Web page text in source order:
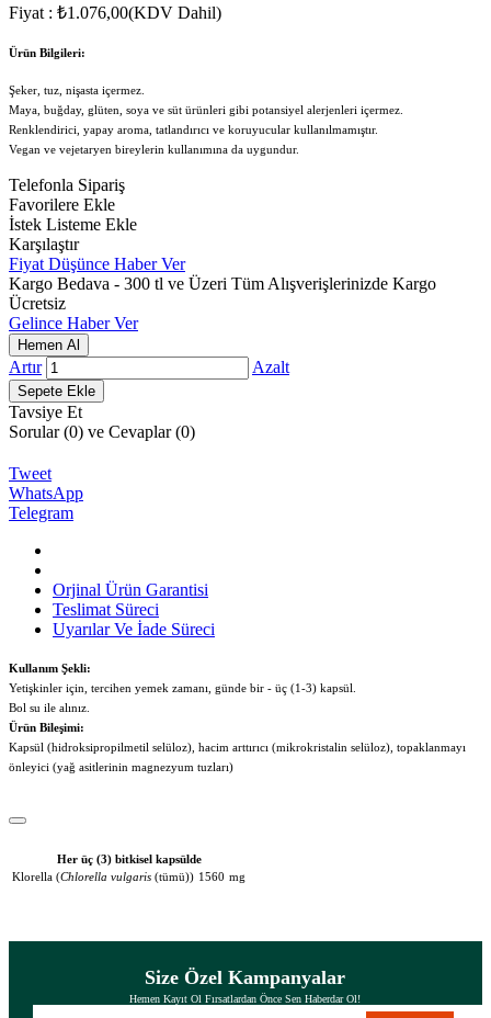
Fiyat : ₺1.076,00(KDV Dahil)
Ürün Bilgileri:
Şeker, tuz, nişasta içermez.
Maya, buğday, glüten, soya ve süt ürünleri gibi potansiyel alerjenleri içermez.
Renklendirici, yapay aroma, tatlandırıcı ve koruyucular kullanılmamıştır.
Vegan ve vejetaryen bireylerin kullanımına da uygundur.
Telefonla Sipariş
Favorilere Ekle
İstek Listeme Ekle
Karşılaştır
Fiyat Düşünce Haber Ver
Kargo Bedava - 300 tl ve Üzeri Tüm Alışverişlerinizde Kargo
Ücretsiz
Gelince Haber Ver
Artır Azalt
Tavsiye Et
Sorular (0) ve Cevaplar (0)
Tweet
WhatsApp
Telegram
Orjinal Ürün Garantisi
Teslimat Süreci
Uyarılar Ve İade Süreci
Kullanım Şekli:
Yetişkinler için, tercihen yemek zamanı, günde bir - üç (1-3) kapsül.
Bol su ile alınız.
Ürün Bileşimi:
Kapsül (hidroksipropilmetil selüloz), hacim arttırıcı (mikrokristalin selüloz), topaklanmayı
önleyici (yağ asitlerinin magnezyum tuzları)
Her üç (3) bitkisel kapsülde
Klorella (Chlorella vulgaris (tümü)) 1560 mg
Size Özel Kampanyalar
Hemen Kayıt Ol Fırsatlardan Önce Sen Haberdar Ol!